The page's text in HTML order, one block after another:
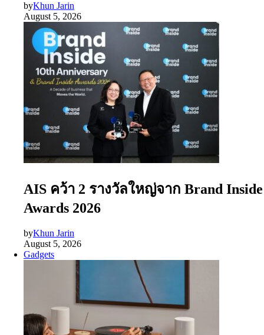
byKhun Jarin
August 5, 2026
AIS คว้า 2 รางวัลใหญ่จาก Brand Inside
Awards 2026
byKhun Jarin
August 5, 2026
Gadgets